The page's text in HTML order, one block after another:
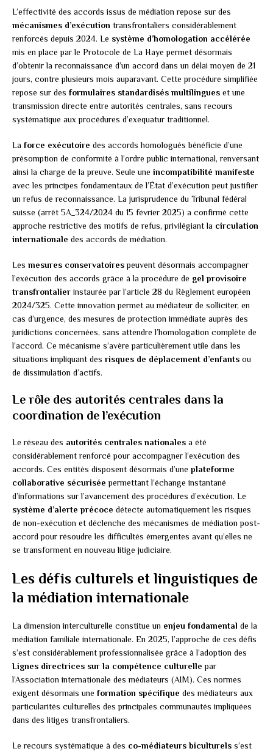
L’effectivité des accords issus de médiation repose sur des
mécanismes d’exécution transfrontaliers considérablement
renforcés depuis 2024. Le système d’homologation accélérée
mis en place par le Protocole de La Haye permet désormais
d’obtenir la reconnaissance d’un accord dans un délai moyen de 21
jours, contre plusieurs mois auparavant. Cette procédure simplifiée
repose sur des formulaires standardisés multilingues et une
transmission directe entre autorités centrales, sans recours
systématique aux procédures d’exequatur traditionnel.
La force exécutoire des accords homologués bénéficie d’une
présomption de conformité à l’ordre public international, renversant
ainsi la charge de la preuve. Seule une incompatibilité manifeste
avec les principes fondamentaux de l’État d’exécution peut justifier
un refus de reconnaissance. La jurisprudence du Tribunal fédéral
suisse (arrêt 5A_324/2024 du 15 février 2025) a confirmé cette
approche restrictive des motifs de refus, privilégiant la circulation
internationale des accords de médiation.
Les mesures conservatoirespeuvent désormais accompagner
l’exécution des accords grâce à la procédure de gel provisoire
transfrontalier instaurée par l’article 28 du Règlement européen
2024/325. Cette innovation permet au médiateur de solliciter, en
cas d’urgence, des mesures de protection immédiate auprès des
juridictions concernées, sans attendre l’homologation complète de
l’accord. Ce mécanisme s’avère particulièrement utile dans les
situations impliquant des risques de déplacement d’enfants ou
de dissimulation d’actifs.
Le rôle des autorités centrales dans la
coordination de l’exécution
Le réseau des autorités centrales nationales a été
considérablement renforcé pour accompagner l’exécution des
accords. Ces entités disposent désormais d’une plateforme
collaborative sécurisée permettant l’échange instantané
d’informations sur l’avancement des procédures d’exécution. Le
système d’alerte précoce détecte automatiquement les risques
de non-exécution et déclenche des mécanismes de médiation post-
accord pour résoudre les difficultés émergentes avant qu’elles ne
se transforment en nouveau litige judiciaire.
Les défis culturels et linguistiques de
la médiation internationale
La dimension interculturelle constitue un enjeu fondamental de la
médiation familiale internationale. En 2025, l’approche de ces défis
s’est considérablement professionnalisée grâce à l’adoption des
Lignes directrices sur la compétence culturelle par
l’Association internationale des médiateurs (AIM). Ces normes
exigent désormais une formation spécifique des médiateurs aux
particularités culturelles des principales communautés impliquées
dans des litiges transfrontaliers.
Le recours systématique à des co-médiateurs biculturels s’est